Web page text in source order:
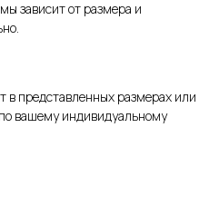
зависит от размера и
в представленных размерах или
вашему индивидуальному